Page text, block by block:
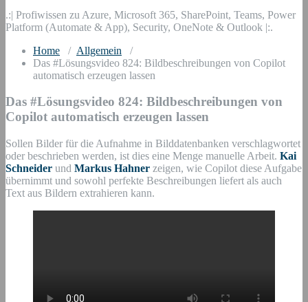
.:| Profiwissen zu Azure, Microsoft 365, SharePoint, Teams, Power
Platform (Automate & App), Security, OneNote & Outlook |:.
Home / Allgemein /
Das #Lösungsvideo 824: Bildbeschreibungen von Copilot
automatisch erzeugen lassen
Das #Lösungsvideo 824: Bildbeschreibungen von
Copilot automatisch erzeugen lassen
Sollen Bilder für die Aufnahme in Bilddatenbanken verschlagwortet
oder beschrieben werden, ist dies eine Menge manuelle Arbeit. Kai
Schneider und Markus Hahner zeigen, wie Copilot diese Aufgabe
übernimmt und sowohl perfekte Beschreibungen liefert als auch
Text aus Bildern extrahieren kann.